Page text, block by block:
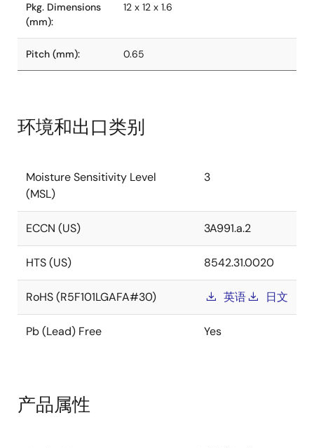
Pkg. Dimensions
(mm):
12 x 12 x 1.6
Pitch (mm): 0.65
环境和出口类别
Moisture Sensitivity Level
(MSL)
3
ECCN (US) 3A991.a.2
HTS (US) 8542.31.0020
RoHS (R5F101LGAFA#30) 英语 日文
Pb (Lead) Free Yes
产品属性